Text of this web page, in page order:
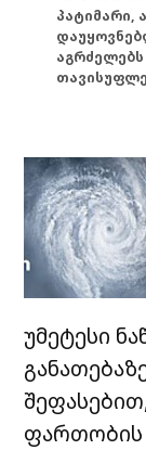
პატიმარი,
უმეტესი